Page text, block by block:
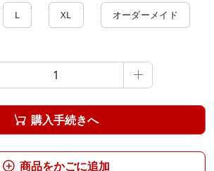
L XL オーダーメイド

 購入手続きへ
 商品をかごに追加